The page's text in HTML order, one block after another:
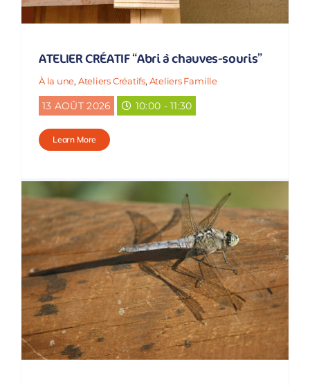
ATELIER CRÉATIF “Abri à chauves-souris”
À la une, Ateliers Créatifs, Ateliers Famille
13 AOÛT 2026 10:00 - 11:30
Learn More